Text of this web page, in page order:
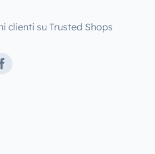
clienti su Trusted Shops